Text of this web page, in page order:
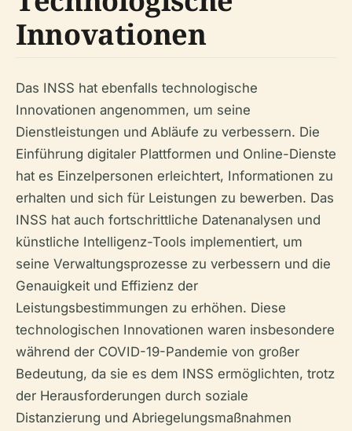
Innovationen
Das INSS hat ebenfalls technologische
Innovationen angenommen, um seine
Dienstleistungen und Abläufe zu verbessern. Die
Einführung digitaler Plattformen und Online-Dienste
hat es Einzelpersonen erleichtert, Informationen zu
erhalten und sich für Leistungen zu bewerben. Das
INSS hat auch fortschrittliche Datenanalysen und
künstliche Intelligenz-Tools implementiert, um
seine Verwaltungsprozesse zu verbessern und die
Genauigkeit und Effizienz der
Leistungsbestimmungen zu erhöhen. Diese
technologischen Innovationen waren insbesondere
während der COVID-19-Pandemie von großer
Bedeutung, da sie es dem INSS ermöglichten, trotz
der Herausforderungen durch soziale
Distanzierung und Abriegelungsmaßnahmen